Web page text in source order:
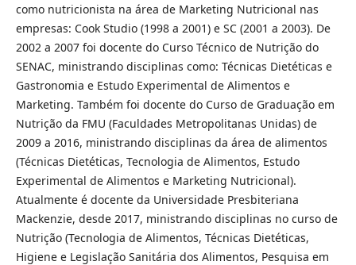
como nutricionista na área de Marketing Nutricional nas
empresas: Cook Studio (1998 a 2001) e SC (2001 a 2003). De
2002 a 2007 foi docente do Curso Técnico de Nutrição do
SENAC, ministrando disciplinas como: Técnicas Dietéticas e
Gastronomia e Estudo Experimental de Alimentos e
Marketing. Também foi docente do Curso de Graduação em
Nutrição da FMU (Faculdades Metropolitanas Unidas) de
2009 a 2016, ministrando disciplinas da área de alimentos
(Técnicas Dietéticas, Tecnologia de Alimentos, Estudo
Experimental de Alimentos e Marketing Nutricional).
Atualmente é docente da Universidade Presbiteriana
Mackenzie, desde 2017, ministrando disciplinas no curso de
Nutrição (Tecnologia de Alimentos, Técnicas Dietéticas,
Higiene e Legislação Sanitária dos Alimentos, Pesquisa em